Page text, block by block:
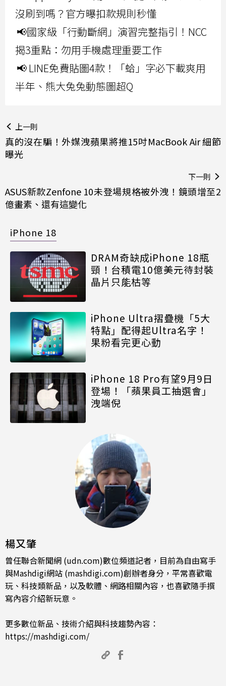
沒刷到嗎？官方曝扣款規則秒懂
📢國家級「行動斷網」演習完整指引！NCC
揭3重點：勿用手機處理重要工作
📢 LINE免費貼圖4款！「蛤」字必下載爽用
半年、熊大兔兔動態圖超Q
上一則
真的沒在騙！外媒洩蘋果將推15吋MacBook Air 細節
曝光
下一則
ASUS新款Zenfone 10未登場規格被外洩！鏡頭增至2
億畫素、還有這變化
iPhone 18
DRAM奇缺成iPhone 18瓶
頸！台積電10億美元待封裝
晶片只能枯等
iPhone Ultra摺疊機「5大
特點」配得起Ultra名字！
果粉看完更心動
iPhone 18 Pro有望9月9日
登場！「蘋果員工抽選會」
洩端倪
楊又肇
曾任聯合新聞網 (udn.com)數位頻道記者，目前為自由寫手
與Mashdigi網站 (mashdigi.com)創辦者身分，平常喜歡電
玩、科技類新品，以及軟體、網路相關內容，也喜歡隨手撰
寫內容介紹新玩意。
更多數位新品、技術介紹與科技趨勢內容：
https://mashdigi.com/